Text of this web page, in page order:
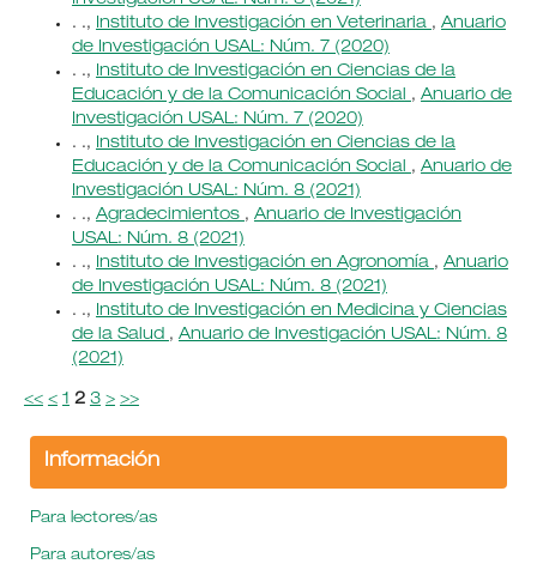
. ., Instituto de Investigación en Veterinaria , Anuario
de Investigación USAL: Núm. 7 (2020)
. ., Instituto de Investigación en Ciencias de la
Educación y de la Comunicación Social , Anuario de
Investigación USAL: Núm. 7 (2020)
. ., Instituto de Investigación en Ciencias de la
Educación y de la Comunicación Social , Anuario de
Investigación USAL: Núm. 8 (2021)
. ., Agradecimientos , Anuario de Investigación
USAL: Núm. 8 (2021)
. ., Instituto de Investigación en Agronomía , Anuario
de Investigación USAL: Núm. 8 (2021)
. ., Instituto de Investigación en Medicina y Ciencias
de la Salud , Anuario de Investigación USAL: Núm. 8
(2021)
<< < 1 2 3 > >>
Información
Para lectores/as
Para autores/as